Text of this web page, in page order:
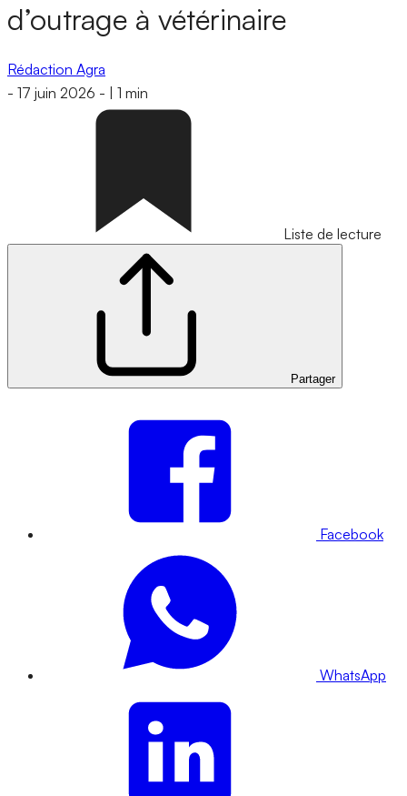
d’outrage à vétérinaire
Rédaction Agra
- 17 juin 2026 - 1 min
Liste de lecture
Partager
Facebook
WhatsApp